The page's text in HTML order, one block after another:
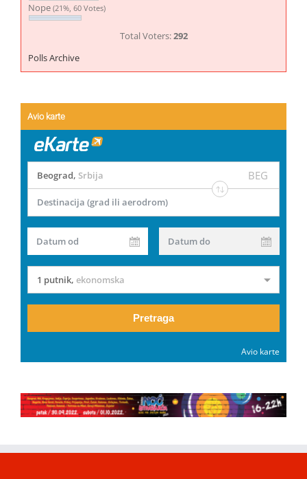
Nope (21%, 60 Votes)
Total Voters:292
Polls Archive
Avio karte
Beograd, Srbija BEG
Destinacija (grad ili aerodrom)
Datum od Datum do
1 putnik, ekonomska
Pretraga
Avio karte